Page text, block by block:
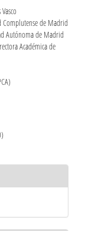
Complutense de Madrid
Autónoma de Madrid
Académica de